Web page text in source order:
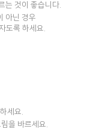
는 것이 좋습니다.
아닌 경우
도록 하세요.
세요.
을 바르세요.